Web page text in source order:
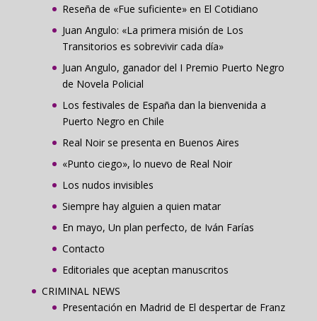
Reseña de «Fue suficiente» en El Cotidiano
Juan Angulo: «La primera misión de Los
Transitorios es sobrevivir cada día»
Juan Angulo, ganador del I Premio Puerto Negro
de Novela Policial
Los festivales de España dan la bienvenida a
Puerto Negro en Chile
Real Noir se presenta en Buenos Aires
«Punto ciego», lo nuevo de Real Noir
Los nudos invisibles
Siempre hay alguien a quien matar
En mayo, Un plan perfecto, de Iván Farías
Contacto
Editoriales que aceptan manuscritos
CRIMINAL NEWS
Presentación en Madrid de El despertar de Franz